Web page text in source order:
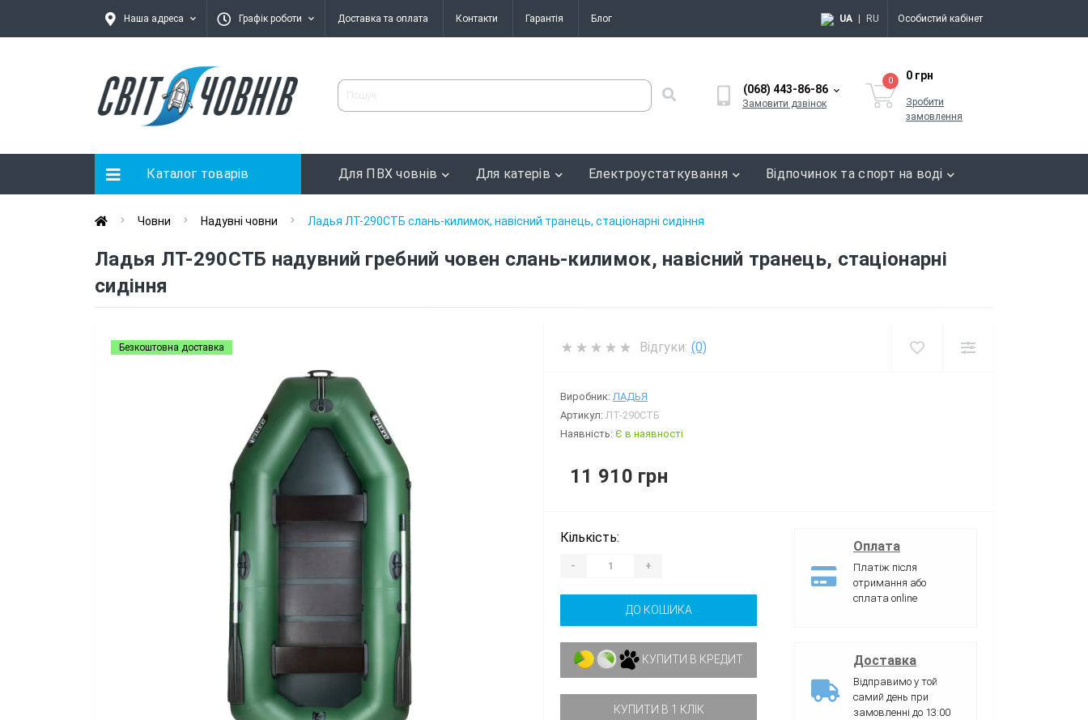
Наша адреса Графік роботи Доставка та оплата Контакти Гарантія Блог UA RU Особистий кабінет
(068) 443-86-86
Замовити дзвінок
0 0 грн
Зробити
замовлення
Каталог товарів Для ПВХ човнів Для катерів Електроустаткування Відпочинок та спорт на воді
Човни Надувні човни Ладья ЛТ-290СТБ слань-килимок, навісний транець, стаціонарні сидіння
Ладья ЛТ-290СТБ надувний гребний човен слань-килимок, навісний транець, стаціонарні
сидіння
Безкоштовна доставка Відгуки: (0)
Виробник: ЛАДЬЯ
Артикул: ЛТ-290СТБ
Наявність: Є в наявності
11 910 грн
Кількість:
- +
ДО КОШИКА
КУПИТИ В КРЕДИТ
КУПИТИ В 1 КЛІК
Оплата
Платіж після
отримання або
сплата online
Доставка
Відправимо у той
самий день при
замовленні до 13:00